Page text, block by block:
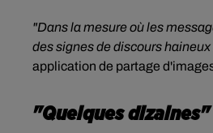
"Dans la mesure où les
des signes de discours
application de partage
"Quelques dizaines"